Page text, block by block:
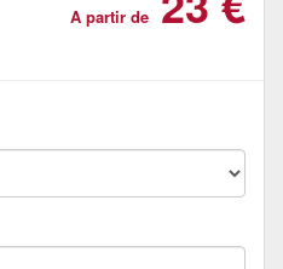
A partir de